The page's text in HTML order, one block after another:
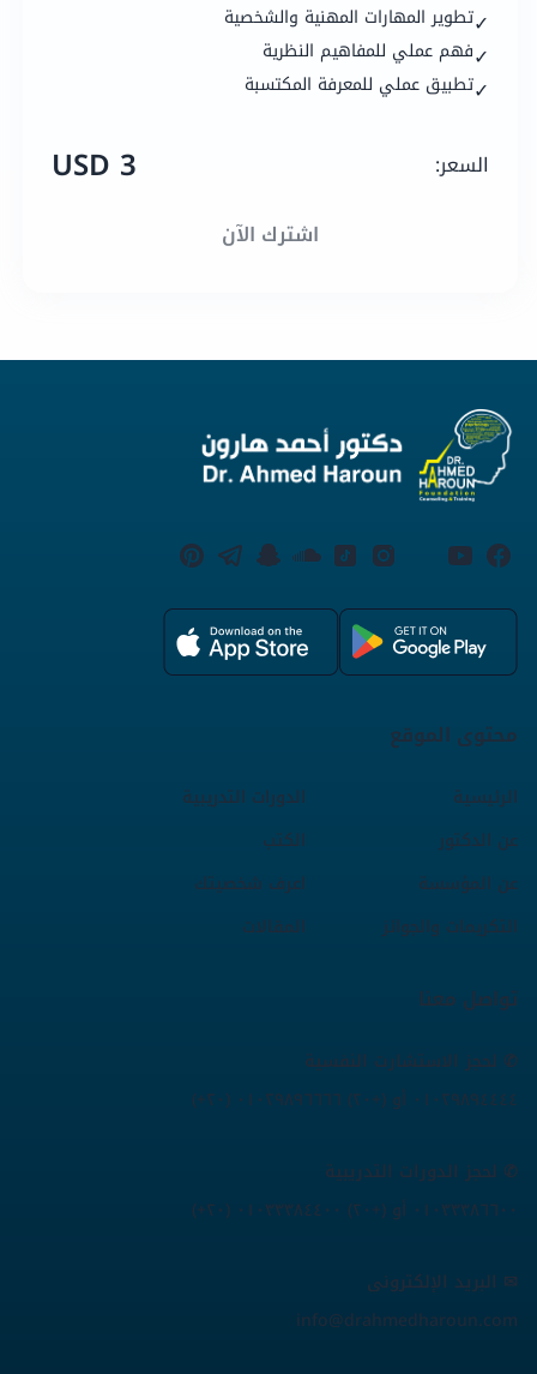
✓تطوير المهارات المهنية والشخصية
✓فهم عملي للمفاهيم النظرية
✓تطبيق عملي للمعرفة المكتسبة
السعر: 3 USD
اشترك الآن
محتوى الموقع
الرئيسية
الدورات التدريبية
عن الدكتور
الكتب
عن المؤسسة
اعرف شخصيتك
التكريمات والجوائز
المقالات
تواصل معنا
✆ لحجز الاستشارت النفسية
(+٢٠) ٠١٠٢٩٨٩٤٤٤٤ أو (+٢٠) ٠١٠٢٩٨٩٦٦٦٦
✆ لحجز الدورات التدريبية
(+٢٠) ٠١٠٣٣٣٨٦٦٠٠ أو (+٢٠) ٠١٠٣٣٣٨٤٤٠٠
✉ البريد الإلكترونى
info@drahmedharoun.com